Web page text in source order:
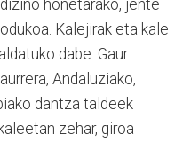
honetarako, jente
Kalejirak eta kale
dabe. Gaur
Andaluziako,
dantza taldeek
zehar, giroa